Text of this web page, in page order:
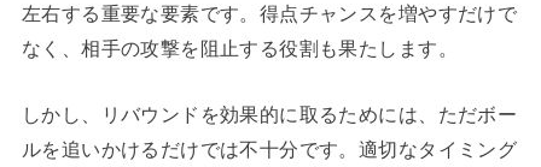
左右する重要な要素です。得点チャンスを増やすだけで
なく、相手の攻撃を阻止する役割も果たします。
しかし、リバウンドを効果的に取るためには、ただボー
ルを追いかけるだけでは不十分です。適切なタイミング